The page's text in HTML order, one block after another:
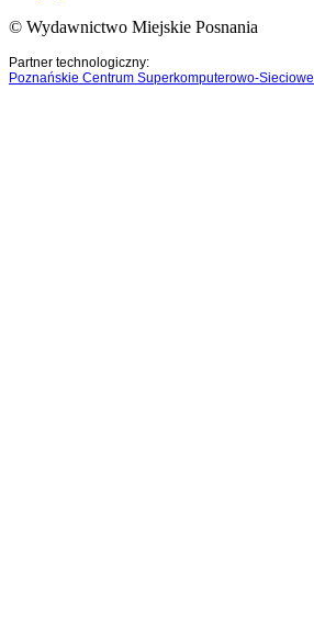
© Wydawnictwo Miejskie Posnania
Partner technologiczny:
Poznańskie Centrum Superkomputerowo-Sieciowe